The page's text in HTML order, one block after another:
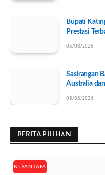
Bupati
Prestasi
05/08/2026
Sasirangan
Australia
05/08/2026
BERITA PILIHAN
NUSANTARA